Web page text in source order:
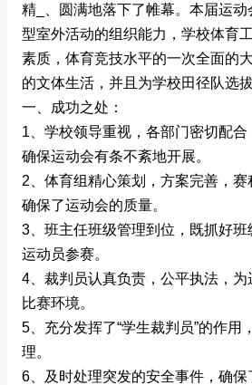
精_、圆满地落下了帷幕。本届运
型室外活动的组织能力，学校体育
素质，体育竞技水平的一次全面的
的文体生活，并且为学校田径队选拔
一、成功之处：
1、学校领导重视，各部门密切配合
确保运动会有条不紊地开展。
2、体育组精心策划，方案完善，赛
确保了运动会的质量。
3、班主任班级管理到位，既抓好
运动员参赛。
4、裁判员认真负责，公平执法，
比赛环境。
5、充分发挥了“学生裁判员”的作用
理。
6、及时处理突发的安全事件，确保